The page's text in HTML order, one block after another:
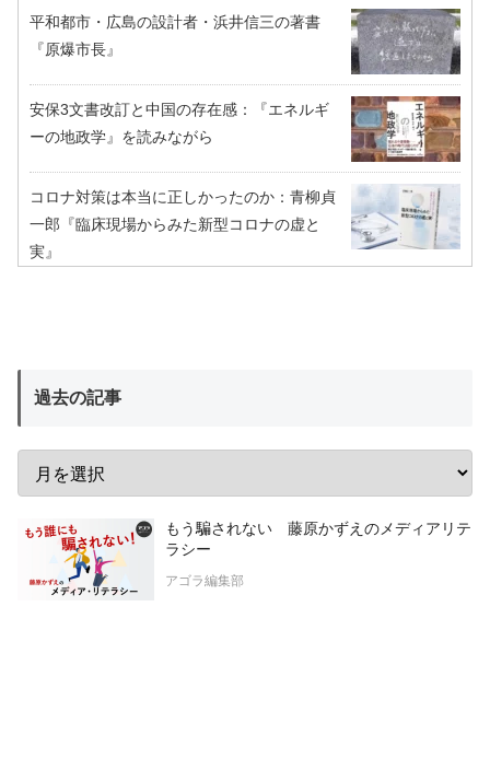
平和都市・広島の設計者・浜井信三の著書
『原爆市長』
安保3文書改訂と中国の存在感：『エネルギ
ーの地政学』を読みながら
コロナ対策は本当に正しかったのか：青柳貞
一郎『臨床現場からみた新型コロナの虚と
実』
過去の記事
もう騙されない 藤原かずえのメディアリテ
ラシー
アゴラ編集部